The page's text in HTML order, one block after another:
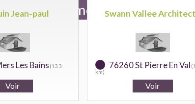
en batiment référencés
Jean-paul
Les Bains (13.3
Swann Vallee
76260 St Pierre En Val
km)